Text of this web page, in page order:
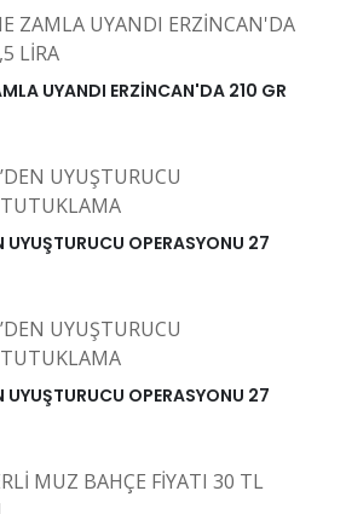
UYANDI ERZİNCAN'DA 210 GR
UYUŞTURUCU OPERASYONU 27
UYUŞTURUCU OPERASYONU 27